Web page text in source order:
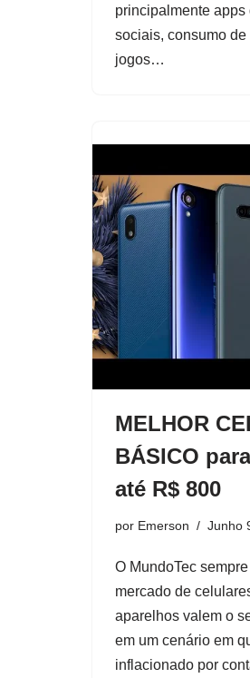
principalmente
sociais, consumo
jogos…
MELHOR
BÁSICO
até R$ 800
por Emerson Junho
O MundoTec
mercado de
aparelhos valem o
em um cenário em
inflacionado por